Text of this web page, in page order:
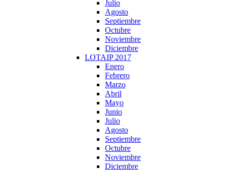
Julio
Agosto
Septiembre
Octubre
Noviembre
Diciembre
LOTAIP 2017
Enero
Febrero
Marzo
Abril
Mayo
Junio
Julio
Agosto
Septiembre
Octubre
Noviembre
Diciembre